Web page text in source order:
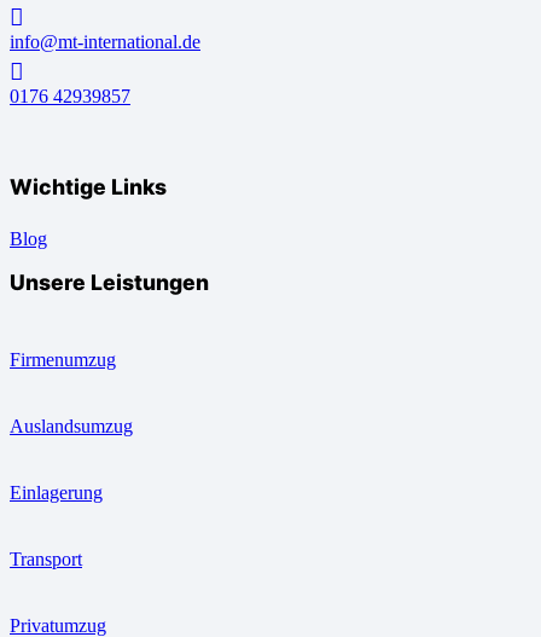
info@mt-international.de
0176 42939857
Wichtige Links
Blog
Unsere Leistungen
Firmenumzug
Auslandsumzug
Einlagerung
Transport
Privatumzug